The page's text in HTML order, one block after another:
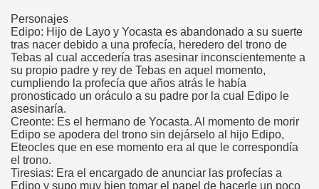
Personajes
Edipo: Hijo de Layo y Yocasta es abandonado a su suerte
tras nacer debido a una profecía, heredero del trono de
Tebas al cual accedería tras asesinar inconscientemente a
su propio padre y rey de Tebas en aquel momento,
cumpliendo la profecía que años atrás le había
pronosticado un oráculo a su padre por la cual Edipo le
asesinaría.
Creonte: Es el hermano de Yocasta. Al momento de morir
Edipo se apodera del trono sin dejárselo al hijo Edipo,
Eteocles que en ese momento era al que le correspondía
el trono.
Tiresias: Era el encargado de anunciar las profecías a
Edipo y supo muy bien tomar el papel de hacerle un poco